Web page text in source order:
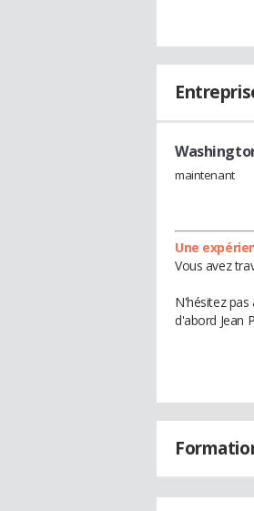
maintenant
Une
Vous avez
N'hésitez
d'abord Jean